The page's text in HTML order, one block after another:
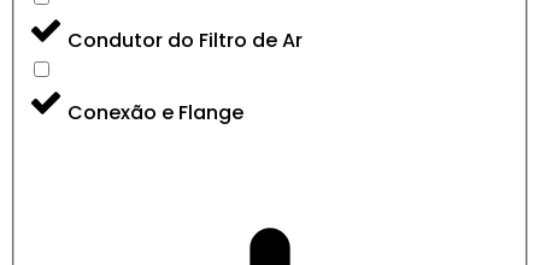
Condutor do Filtro de Ar
Conexão e Flange